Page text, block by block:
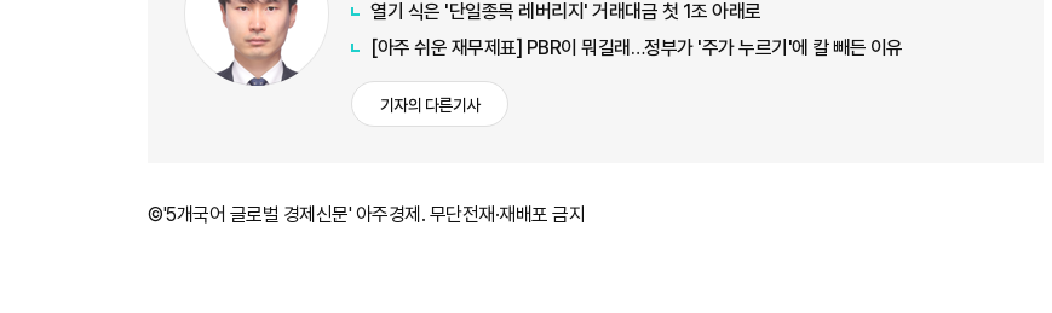
열기 식은 '단일종목 레버리지' 거래대금 첫 1조 아래로
[아주 쉬운 재무제표] PBR이 뭐길래…정부가 '주가 누르기'에 칼 빼든 이유
기자의 다른기사
©'5개국어 글로벌 경제신문' 아주경제. 무단전재·재배포 금지